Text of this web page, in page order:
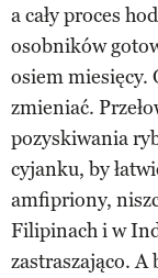
a cały proces
osobników
osiem miesięcy.
zmieniać.
pozyskiwania
cyjanku, by
amfipriony,
Filipinach i w
zastraszająco. A